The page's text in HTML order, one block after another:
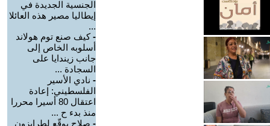
الجنسية الجديدة في
إيطاليا مصير هذه العائلا
...
-كيف صنع توم هولاند
أسلوبه الخاص إلى
جانب زيندايا على
السجادة ...
- نادي الأسير
الفلسطيني: إعادة
اعتقال 80 أسيرا محررا
منذ بدء ح ...
- صلاح يوقّع لطرابزون